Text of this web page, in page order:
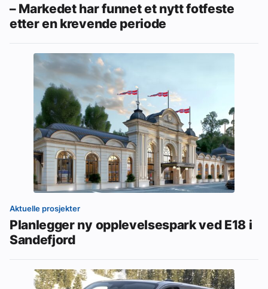
– Markedet har funnet et nytt fotfeste
etter en krevende periode
Aktuelle prosjekter
Planlegger ny opplevelsespark ved E18 i
Sandefjord